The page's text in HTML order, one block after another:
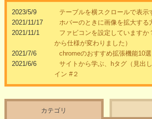
2023/5/9
テーブルを横スクロールで表示
2021/11/17
ホバーのときに画像を拡大する
2021/11/1
ファビコンを設定していますか
から仕様が変わりました）
2021/7/6
chromeのおすすめ拡張機能10選
2021/6/6
サイトから学ぶ、hタグ（見出
イン #２
カテゴリ